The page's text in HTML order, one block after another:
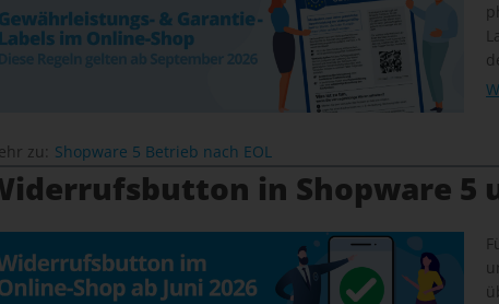
zu: Shopware 5 Betrieb nach EOL
in Shopware 5